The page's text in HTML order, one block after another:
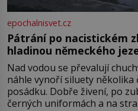
epochalnisvet.cz
Pátrání po nacistickém
hladinou německého
Nad vodou se převalují
náhle vynoří siluety několika
posádku. Dobře živení, po
černých uniformách a na